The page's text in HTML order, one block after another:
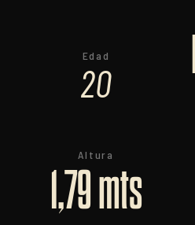
Edad
20
Altura
1,79 mts